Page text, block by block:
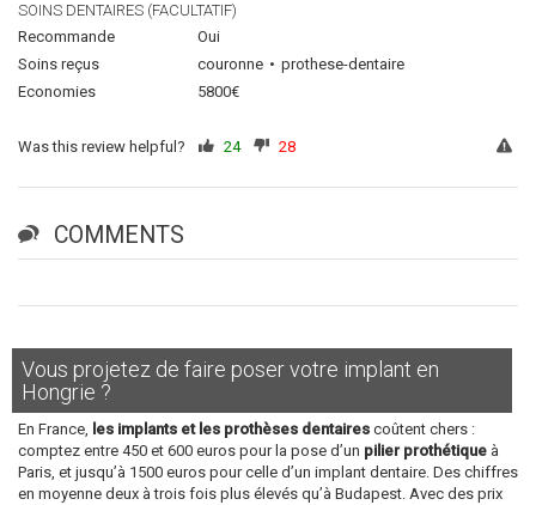
SOINS DENTAIRES (FACULTATIF)
Recommande
Oui
Soins reçus
couronne
prothese-dentaire
Economies
5800€
Was this review helpful? 24 28
COMMENTS
Vous projetez de faire poser votre implant en
Hongrie ?
En France, les implants et les prothèses dentaires coûtent chers :
comptez entre 450 et 600 euros pour la pose d’un pilier prothétique à
Paris, et jusqu’à 1500 euros pour celle d’un implant dentaire. Des chiffres
en moyenne deux à trois fois plus élevés qu’à Budapest. Avec des prix